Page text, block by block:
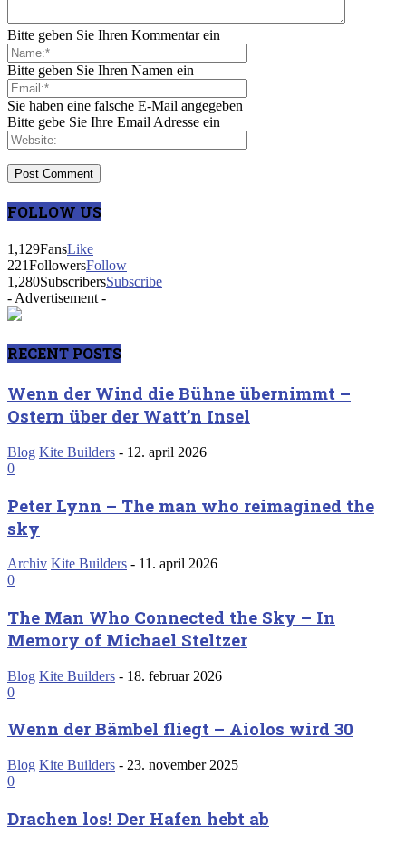
Bitte geben Sie Ihren Kommentar ein
Bitte geben Sie Ihren Namen ein
Sie haben eine falsche E-Mail angegeben
Bitte gebe Sie Ihre Email Adresse ein
FOLLOW US
1,129FansLike
221FollowersFollow
1,280SubscribersSubscribe
- Advertisement -
RECENT POSTS
Wenn der Wind die Bühne übernimmt –
Ostern über der Watt’n Insel
Blog Kite Builders - 12. april 2026
0
Peter Lynn – The man who reimagined the
sky
Archiv Kite Builders - 11. april 2026
0
The Man Who Connected the Sky – In
Memory of Michael Steltzer
Blog Kite Builders - 18. februar 2026
0
Wenn der Bämbel fliegt – Aiolos wird 30
Blog Kite Builders - 23. november 2025
0
Drachen los! Der Hafen hebt ab